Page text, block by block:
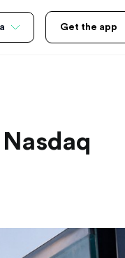
Get the app